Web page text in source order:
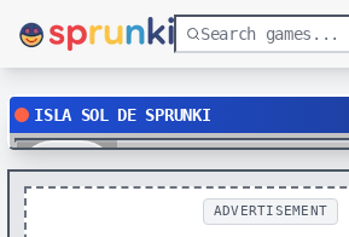
ISLA SOL DE SPRUNKI
Play
ADVERTISEMENT